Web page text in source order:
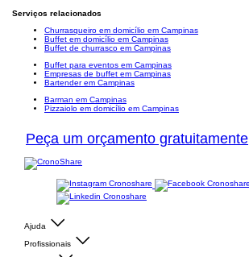
Serviços relacionados
Churrasqueiro em domicílio em Campinas
Buffet em domicílio em Campinas
Buffet de churrasco em Campinas
Buffet para eventos em Campinas
Empresas de buffet em Campinas
Bartender em Campinas
Barman em Campinas
Pizzaiolo em domicílio em Campinas
Peça um orçamento gratuitamente
Ajuda
Profissionais